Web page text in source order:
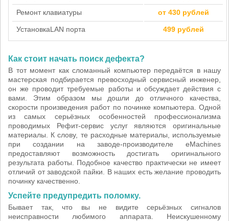
Ремонт клавиатуры от 430 рублей
УстановкаLAN порта 499 рублей
Как стоит начать поиск дефекта?
В тот момент как сломанный компьютер передаётся в нашу
мастерская подбирается превосходный сервисный инженер,
он же проводит требуемые работы и обсуждает действия с
вами. Этим образом мы дошли до отличного качества,
скорости произведения работ по починке компьютера. Одной
из самых серьёзных особенностей профессионализма
проводимых Рефит-сервис услуг являются оригинальные
материалы. К слову, те расходные материалы, используемые
при создании на заводе-производителе eMachines
предоставляют возможность достигать оригинального
результата работы. Подобное качество практически не имеет
отличий от заводской пайки. В наших есть желание проводить
починку качественно.
Успейте предупредить поломку.
Бывает так, что вы не видите серьёзных сигналов
неисправности любимого аппарата. Неискушенному